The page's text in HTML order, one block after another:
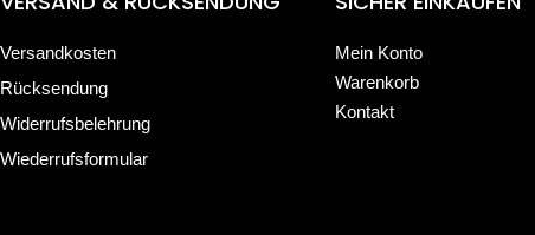
Versandkosten
Rücksendung
Widerrufsbelehrung
Wiederrufsformular
Mein Konto
Warenkorb
Kontakt